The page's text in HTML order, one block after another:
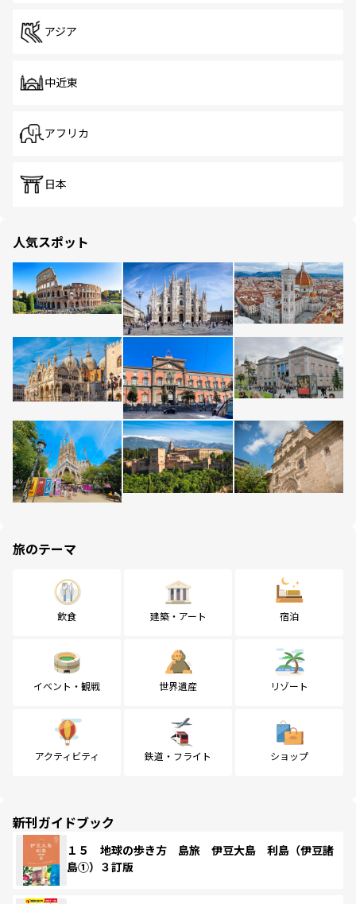
アジア
中近東
アフリカ
日本
人気スポット
旅のテーマ
飲食 建築・アート 宿泊
イベント・観戦 世界遺産 リゾート
アクティビティ 鉄道・フライト ショップ
新刊ガイドブック
１５ 地球の歩き方 島旅 伊豆大島 利島（伊豆諸
島①）３訂版